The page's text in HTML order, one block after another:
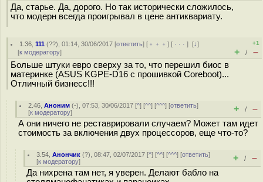
Да, старье. Да, дорого. Но так исторически сложилось,
что модерн всегда проигрывал в цене антиквариату.
1.36 ,111 (??), 01:14, 30/06/2017 [ответить] [ ﹢﹢﹢] [ · · ·][↓]
[к модератору]
+1
+ / –
Больше штуки евро сверху за то, что перешил биос в
материнке (ASUS KGPE-D16 с прошивкой Coreboot)...
Отличный бизнесс!!!
2.46 ,Аноним (-), 07:53, 30/06/2017 [^] [^^] [^^^] [ответить]
[к модератору] + / –
А они ничего не реставрировали случаем? Может там идет
стоимость за включения двух процессоров, еще что-то?
3.54 ,Анончик (?), 08:47, 02/07/2017 [^] [^^] [^^^] [ответить]
[к модератору] + / –
Да нихрена там нет, я уверен. Делают бабло на